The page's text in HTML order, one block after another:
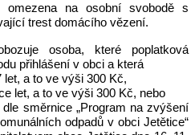
na osobní svobodě s
trest domácího vězení.
osoba, které poplatková
přihlášení v obci a která
let, a to ve výši 300 Kč,
let, a to ve výši 300 Kč, nebo
směrnice „Program na zvýšení
odpadů v obci Jetětice“